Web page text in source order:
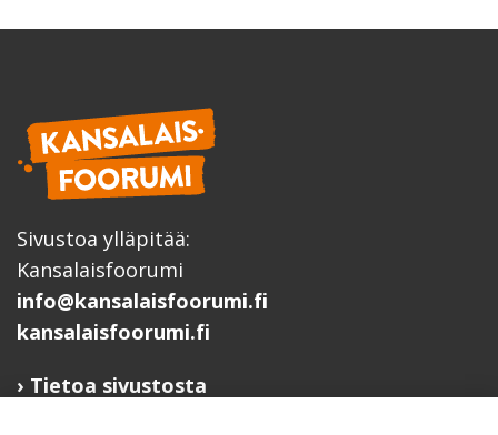
Sivustoa ylläpitää:
Kansalaisfoorumi
info@kansalaisfoorumi.fi
kansalaisfoorumi.fi
Tietoa sivustosta